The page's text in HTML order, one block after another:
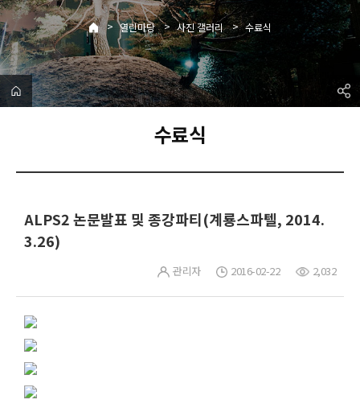
> 열린마당 > 사진 갤러리 > 수료식
수료식
ALPS2 논문발표 및 종강파티(계룡스파텔, 2014.
3.26)
관리자 2016-02-22 2,032